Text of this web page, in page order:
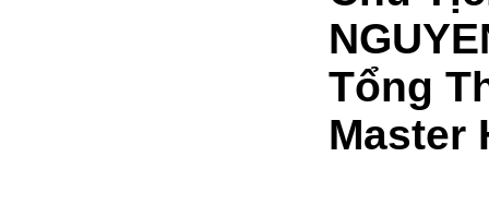
Tổng
Master